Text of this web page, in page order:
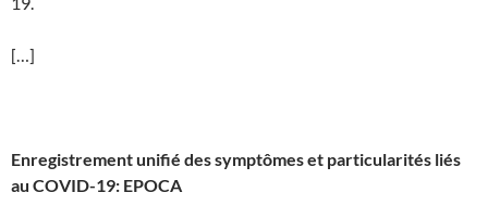
[…]
Enregistrement unifié des symptômes et particularités liés
au COVID-19: EPOCA